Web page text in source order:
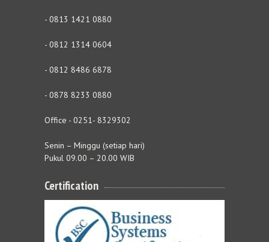
- 0813 1421 0880
- 0812 1314 0604
- 0812 8486 6878
- 0878 8233 0880
Office - 0251- 8329302
Senin – Minggu (setiap hari)
Pukul 09.00 – 20.00 WIB
Certification